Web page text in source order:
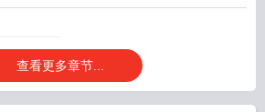
查看更多章节...